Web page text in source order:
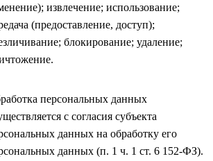
извлечение; использование;
(предоставление, доступ);
блокирование; удаление;
персональных данных
с согласия субъекта
данных на обработку его
данных (п. 1 ч. 1 ст. 6 152-ФЗ).